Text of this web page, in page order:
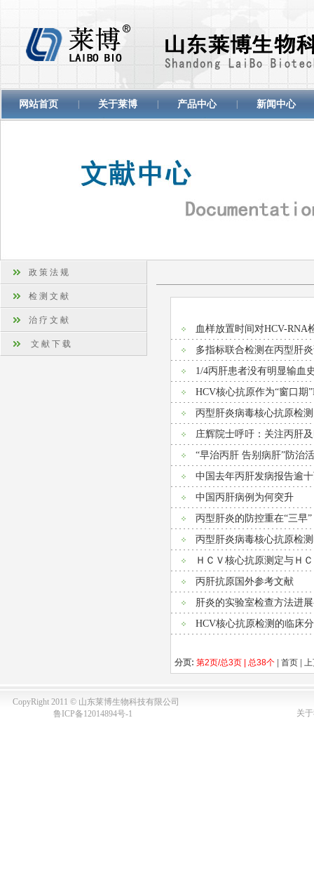
网站首页 关于莱博 产品中心 新闻中心
政 策 法 规
检 测 文 献
治 疗 文 献
文 献 下 载
血样放置时间对HCV-RNA
多指标联合检测在丙型肝
1/4丙肝患者没有明显输血
HCV核心抗原作为“窗口期
丙型肝炎病毒核心抗原检
庄辉院士呼吁：关注丙肝
“早治丙肝 告别病肝”防治
中国去年丙肝发病报告逾
中国丙肝病例为何突升
丙型肝炎的防控重在“三早”
丙型肝炎病毒核心抗原检
ＨＣＶ核心抗原测定与Ｈ
丙肝抗原国外参考文献
肝炎的实验室检查方法进
HCV核心抗原检测的临床
分页: 第2页/总3页 | 总38个 首页
CopyRight 2011 © 山东莱博生物科技有限公司
鲁ICP备12014894号-1
关